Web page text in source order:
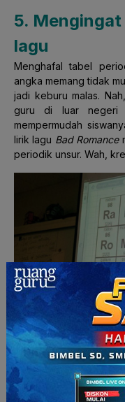
5. Mengingat
lagu
Menghafal tabel
angka memang tidak
jadi keburu malas.
guru di luar negeri
mempermudah
lirik lagu Bad Romance
periodik unsur. Wah,
Rumus kimia yang
Bagi para pengajar
patut dicoba lho.
terasah karena
salahnya untuk